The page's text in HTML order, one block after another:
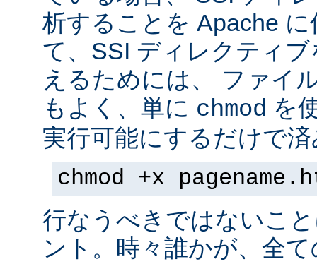
析することを Apache
て、SSI ディレクティ
えるためには、 ファイ
もよく、単に chmod を
実行可能にするだけで
chmod +x
行なうべきではないこ
ント。時々誰かが、全